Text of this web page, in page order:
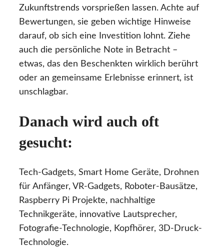
Zukunftstrends vorsprießen lassen. Achte auf
Bewertungen, sie geben wichtige Hinweise
darauf, ob sich eine Investition lohnt. Ziehe
auch die persönliche Note in Betracht –
etwas, das den Beschenkten wirklich berührt
oder an gemeinsame Erlebnisse erinnert, ist
unschlagbar.
Danach wird auch oft
gesucht:
Tech-Gadgets, Smart Home Geräte, Drohnen
für Anfänger, VR-Gadgets, Roboter-Bausätze,
Raspberry Pi Projekte, nachhaltige
Technikgeräte, innovative Lautsprecher,
Fotografie-Technologie, Kopfhörer, 3D-Druck-
Technologie.